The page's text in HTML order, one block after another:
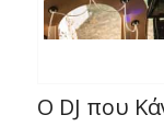
Ο DJ που